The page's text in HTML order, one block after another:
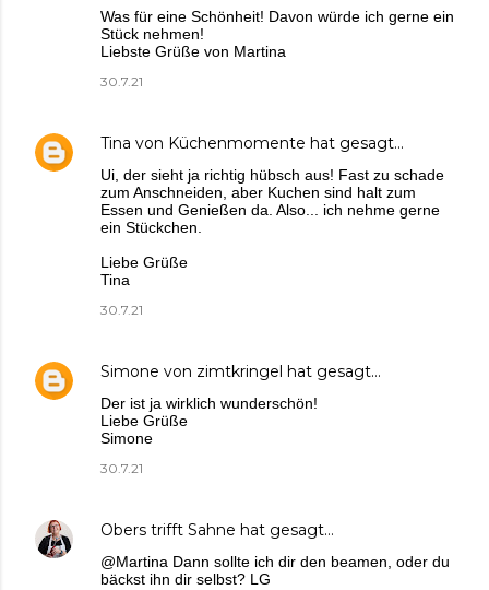
Was für eine Schönheit! Davon würde ich gerne ein
Stück nehmen!
Liebste Grüße von Martina
30.7.21
Tina von Küchenmomente hat gesagt…
Ui, der sieht ja richtig hübsch aus! Fast zu schade
zum Anschneiden, aber Kuchen sind halt zum
Essen und Genießen da. Also... ich nehme gerne
ein Stückchen.
Liebe Grüße
Tina
30.7.21
Simone von zimtkringel hat gesagt…
Der ist ja wirklich wunderschön!
Liebe Grüße
Simone
30.7.21
Obers trifft Sahne hat gesagt…
@Martina Dann sollte ich dir den beamen, oder du
bäckst ihn dir selbst? LG